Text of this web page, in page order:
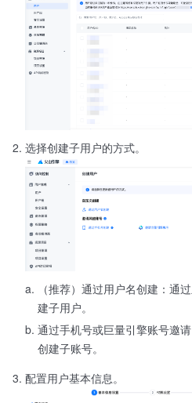
选择创建子用户的方式。
（推荐）通过用户名创建：通
建子用户。
通过手机号或巨量引擎账号邀
创建子账号。
配置用户基本信息。